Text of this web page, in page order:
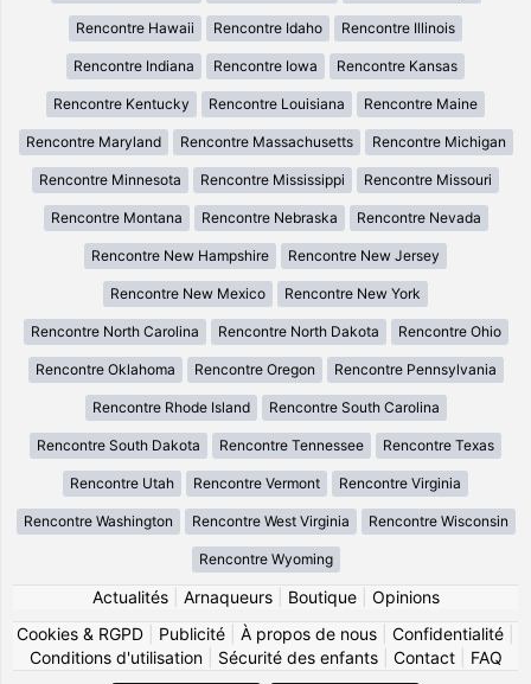
Rencontre Hawaii Rencontre Idaho Rencontre Illinois
Rencontre Indiana Rencontre Iowa Rencontre Kansas
Rencontre Kentucky Rencontre Louisiana Rencontre Maine
Rencontre Maryland Rencontre Massachusetts Rencontre Michigan
Rencontre Minnesota Rencontre Mississippi Rencontre Missouri
Rencontre Montana Rencontre Nebraska Rencontre Nevada
Rencontre New Hampshire Rencontre New Jersey
Rencontre New Mexico Rencontre New York
Rencontre North Carolina Rencontre North Dakota Rencontre Ohio
Rencontre Oklahoma Rencontre Oregon Rencontre Pennsylvania
Rencontre Rhode Island Rencontre South Carolina
Rencontre South Dakota Rencontre Tennessee Rencontre Texas
Rencontre Utah Rencontre Vermont Rencontre Virginia
Rencontre Washington Rencontre West Virginia Rencontre Wisconsin
Rencontre Wyoming
Actualités| Arnaqueurs| Boutique| Opinions
Cookies & RGPD
Publicité À propos de nous Confidentialité
Conditions d'utilisation| Sécurité des enfants| Contact| FAQ